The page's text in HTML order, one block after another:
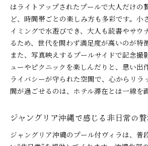
はライトアップされたプールで大人だけの
ど、時間帯ごとの楽しみ方も多彩です。小
イミングで水遊びでき、大人も読書やサウ
るため、世代を問わず満足度が高いのが特
また、写真映えするプールサイドで記念撮
ューやピクニックを楽しんだりと、思い出
ライバシーが守られた空間で、心からリラ
間が過ごせるのは、ホテル滞在とは一線を
ジャングリア沖縄で感じる非日常の
ジャングリア沖縄のプール付ヴィラは、普